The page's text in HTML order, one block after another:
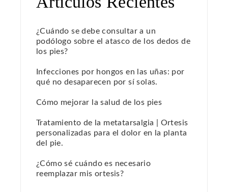
¿Cuándo se debe consultar a un
podólogo sobre el atasco de los dedos de
los pies?
Infecciones por hongos en las uñas: por
qué no desaparecen por sí solas.
Cómo mejorar la salud de los pies
Tratamiento de la metatarsalgia | Ortesis
personalizadas para el dolor en la planta
del pie.
¿Cómo sé cuándo es necesario
reemplazar mis ortesis?